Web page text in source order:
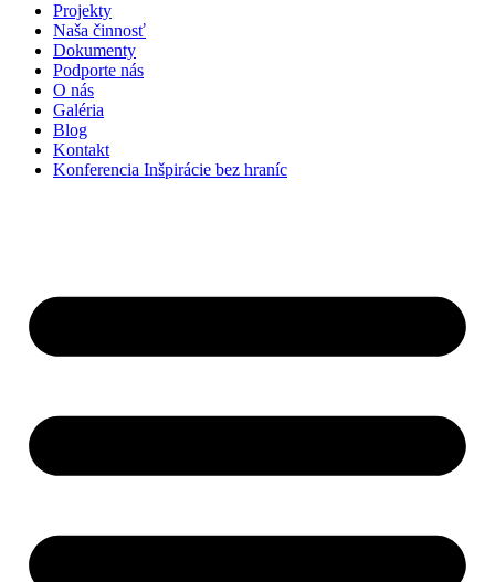
Projekty
Naša činnosť
Dokumenty
Podporte nás
O nás
Galéria
Blog
Kontakt
Konferencia Inšpirácie bez hraníc